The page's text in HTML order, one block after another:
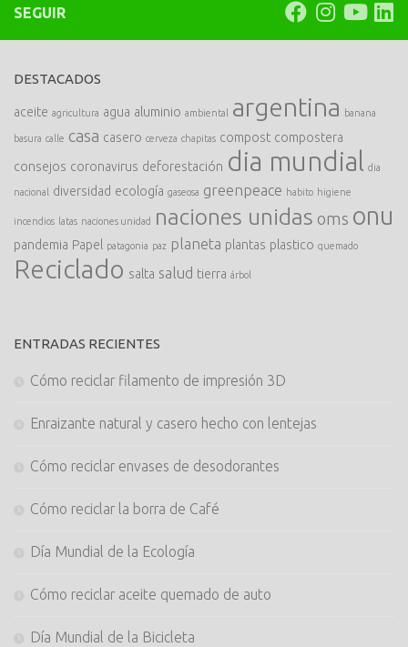
SEGUIR
DESTACADOS
aceite agricultura agua aluminio ambiental argentina banana
basura calle casa casero cerveza chapitas compost compostera
consejos coronavirus deforestación dia mundial dia
nacional diversidad ecología gaseosa greenpeace habito higiene
incendios latas naciones unidad naciones unidas oms onu
pandemia Papel patagonia paz planeta plantas plastico quemado
Reciclado salta salud tierra árbol
ENTRADAS RECIENTES
Cómo reciclar filamento de impresión 3D
Enraizante natural y casero hecho con lentejas
Cómo reciclar envases de desodorantes
Cómo reciclar la borra de Café
Día Mundial de la Ecología
Cómo reciclar aceite quemado de auto
Día Mundial de la Bicicleta